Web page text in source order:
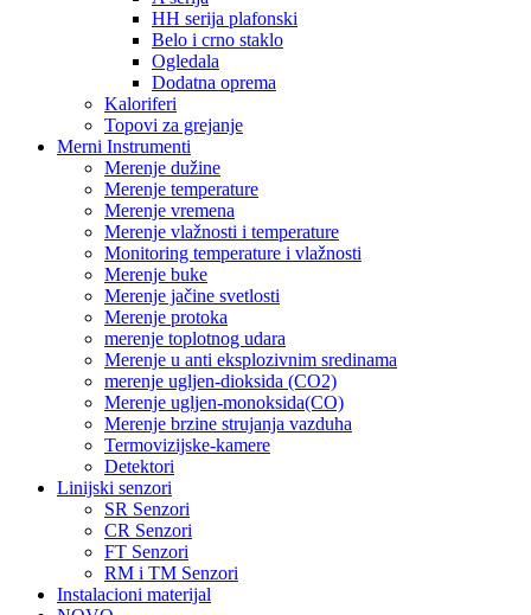
HH serija plafonski
Belo i crno staklo
Ogledala
Dodatna oprema
Kaloriferi
Topovi za grejanje
Merni Instrumenti
Merenje dužine
Merenje temperature
Merenje vremena
Merenje vlažnosti i temperature
Monitoring temperature i vlažnosti
Merenje buke
Merenje jačine svetlosti
Merenje protoka
merenje toplotnog udara
Merenje u anti eksplozivnim sredinama
merenje ugljen-dioksida (CO2)
Merenje ugljen-monoksida(CO)
Merenje brzine strujanja vazduha
Termovizijske-kamere
Detektori
Linijski senzori
SR Senzori
CR Senzori
FT Senzori
RM i TM Senzori
Instalacioni materijal